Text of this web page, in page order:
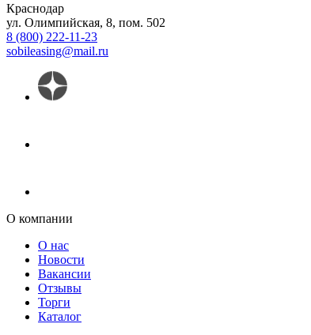
Краснодар
ул. Олимпийская, 8, пом. 502
8 (800) 222-11-23
sobileasing@mail.ru
О компании
О нас
Новости
Вакансии
Отзывы
Торги
Каталог